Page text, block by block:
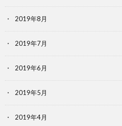
2019年8月
2019年7月
2019年6月
2019年5月
2019年4月